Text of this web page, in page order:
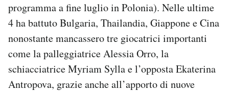
programma a fine luglio in Polonia). Nelle ultime
4 ha battuto Bulgaria, Thailandia, Giappone e Cina
nonostante mancassero tre giocatrici importanti
come la palleggiatrice Alessia Orro, la
schiacciatrice Myriam Sylla e l’opposta Ekaterina
Antropova, grazie anche all’apporto di nuove